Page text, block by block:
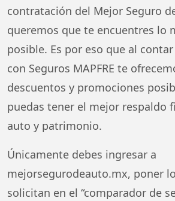
contratación del Mejor Seguro
queremos que te encuentres lo
posible. Es por eso que al
con Seguros MAPFRE te
descuentos y promociones
puedas tener el mejor respaldo
auto y patrimonio.
Únicamente debes ingresar a
mejorsegurodeauto.mx, poner
solicitan en el “comparador de